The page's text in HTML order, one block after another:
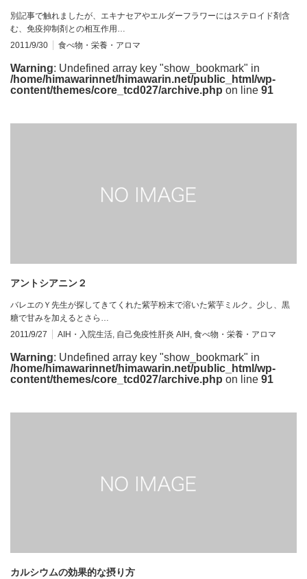
別記事で触れましたが、エキナセアやエルダーフラワーにはステロイド剤含
む、免疫抑制剤との相互作用…
2011/9/30
食べ物・栄養・アロマ
Warning: Undefined array key "show_bookmark" in
/home/himawarinnet/himawarin.net/public_html/wp-
content/themes/core_tcd027/archive.php on line 91
アントシアニン２
バレエのＹ先生が探してきてくれた紫芋粉末で溶いた紫芋ミルク。少し、黒
糖で甘みを加えるとさら…
2011/9/27
AIH・入院生活, 自己免疫性肝炎 AIH , 食べ物・栄養・アロマ
Warning: Undefined array key "show_bookmark" in
/home/himawarinnet/himawarin.net/public_html/wp-
content/themes/core_tcd027/archive.php on line 91
カルシウムの効果的な摂り方